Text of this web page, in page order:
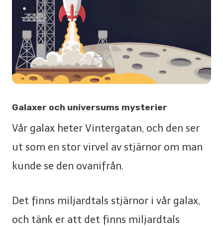
Galaxer och universums mysterier
Vår galax heter Vintergatan, och den ser
ut som en stor virvel av stjärnor om man
kunde se den ovanifrån.
Det finns miljardtals stjärnor i vår galax,
och tänk er att det finns miljardtals